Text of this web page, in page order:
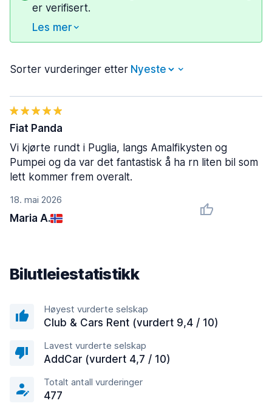
er verifisert.
Les mer
Sorter vurderinger etter
18. mai 2026
Maria A.
Fiat Panda
Vi kjørte rundt i Puglia, langs Amalfikysten og
Pumpei og da var det fantastisk å ha rn liten bil som
lett kommer frem overalt.
Bilutleiestatistikk
Høyest vurderte selskap
Club & Cars Rent (vurdert 9,4 / 10)
Lavest vurderte selskap
AddCar (vurdert 4,7 / 10)
Totalt antall vurderinger
477